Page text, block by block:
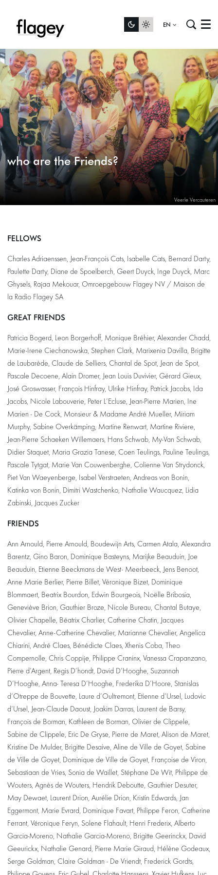
EN Menu
Veerle Vercauteren
who are the Friends?
FELLOWS
Charles Adriaenssen, Jean-François Cats, Isabelle Cats, Bernard Darty,
Paulette Darty, Diane de Spoelberch, Geert Duyck, Inge Duyck, Marc
Ghysels, Rajaa Mekouar, Omroepgebouw Flagey NV / Maison de
la Radio Flagey SA
GREAT FRIENDS
Patricia Bogerd, Leon Borgerhoff, Monique Bréhier, Alexander Chadd,
Marie-Irene Ciechanowska, Stephen Clark, Marixenia Davilla, Brigitte
de Laubarède, Claude de Selliers, Chantal de Spot, Jean de Spot,
Pascale Decoene, Alain Dromer, Jean Louis Duvivier, Gérard Gieux,
José Groswasser, François Hinfray, Ulrike Hinfray, Patrick Jacobs, Ida
Jacobs, Nicole Labouverie, Peter L’Ecluse, Jean-Pierre Marien, Ine
Marien - De Cock, Monsieur & Madame André Mueller, Miriam
Murphy, Sabine Overkämping, Martine Renwart, Martine Riviere,
Jean-Pierre Schaeken Willemaers, Hans Schwab, My-Van Schwab,
Didier Staquet, Maria Grazia Tanese, Coen Teulings, Pauline Teulings,
Pascale Tytgat, Marie Van Couwenberghe, Colienne Van Strydonck,
Piet Van Waeyenberge, Isabel Verstraeten, Andreas von Bonin,
Katinka von Bonin, Dimitri Wastchenko, Nathalie Waucquez, Lidia
Zabinski, Jacques Zucker
FRIENDS
Ann Arnould, Pierre Arnould, Boudewijn Arts, Carmen Atala, Alexandra
Barentz, Gino Baron, Dominique Basteyns, Marijke Beauduin, Joe
Beauduin, Etienne Beeckmans de West- Meerbeeck, Jens Benoot,
Anne Marie Berlier, Pierre Billet, Véronique Bizet, Dominique
Blommaert, Beatrix Bourdon, Edwin Bourgeois, Noëlle Bribosia,
Geneviève Brion, Gauthier Broze, Nicole Bureau, Chantal Butaye,
Olivier Chapelle, Béatrix Charlier, Catherine Chatin, Jacques
Chevalier, Anne-Catherine Chevalier, Marianne Chevalier, Angelica
Chiarini, André Claes, Bénédicte Claes, Xhenis Coba, Theo
Compernolle, Chris Coppije, Philippe Craninx, Vanessa Crapanzano,
Pierre d’Argent, Regis D’hondt, David D’Hooghe, Suzannah
D’Hooghe, Anna- Teresa D’Hooghe, Frederika D’Hoore, Stanislas
d’Otreppe de Bouvette, Laure d’Oultremont, Etienne d’Ursel, Ludovic
d’Ursel, Jean-Claude Daoust, Joakim Darras, Laurent de Barsy,
François de Borman, Kathleen de Borman, Olivier de Clippele,
Sabine de Clippele, Eric De Gryse, Pierre de Maret, Alison de Maret,
Kristine De Mulder, Brigitte Desaive, Aline de Ville de Goyet, Sabine
de Ville de Goyet, Dominique de Ville de Goyet, Françoise de Viron,
Sebastiaan de Vries, Sonia de Waillet, Stéphane De Wit, Philippe de
Wouters, Agnès de Wouters, Hendrik Deboutte, Gauthier Desuter,
May Dewaet, Laurent Drion, Aurélie Drion, Kristin Edwards, Jan
Eggermont, Marie Evrard, Dominique Favart, Philippe Feron, Catherine
Ferrant, Véronique Feryn, Solene Flahault, Henri Frederix, Alberto
Garcia-Moreno, Nathalie Garcia-Moreno, Brigitte Geerinckx, David
Geeurickx, Nathalie Genard, Pierre Marie Giraud, Hélène Godeaux,
Serge Goldman, Claire Goldman - De Vriendt, Frederick Gordts,